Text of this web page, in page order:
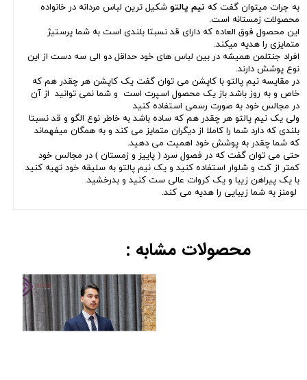
به جرات میتوان گفت که نیم پالتو شکیل ترین لباس مردانه در خانواده
محصولات زمستانه است.
این محصول فوق العاده که دارای قد نسبتا بلندی است به شما پرستیژ
متمایزی را هدیه میکند.
افراد جنتلمن همیشه در بین لباس های خود حداقل دو الی سه دست از این
نوع پوشش دارند.
در مقایسه نیم پالتو با کاپشن می توان گفت یک کاپشن هر چقدر هم که
خاص و به روز باشد باز یک محصول اسپرت است و شما نمی توانید از آن
در مجالس خود به صورت رسمی استفاده کنید
ولی یک نیم پالتو هر چقدر هم که ساده باشد به خاطر نوع الگو و قد نسبتا
بلندی که دارد شما را کاملا از دیگران متمایز می کند و به همگان میفهماند
که شما چقدر به پوشش خود اهمیت می دهید.
حتی می توان گفت که در فصول سرد ( پاییز و زمستان ) در مجالس خود
کمتر از کت و شلوار استفاده کنید و یک نیم پالتو به سلیقه خود تهیه کنید
با یک پیراهن زیبا و یک کروات عالی ست کنید و بدرخشید.
لومنز به شما زیبایی را هدیه می کند.
محصولات مشابه :